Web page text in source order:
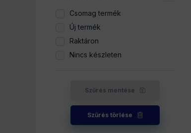
Csomag termék
Új termék
Raktáron
Nincs készleten
Szűrés mentése
Szűrés törlése